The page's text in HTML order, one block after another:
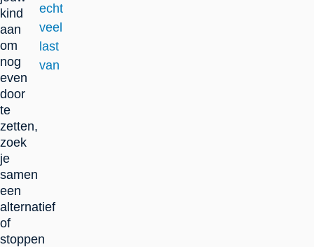
kind
aan
om
nog
even
door
te
zetten,
zoek
je
samen
een
alternatief
of
stoppen
echt
veel
last
van